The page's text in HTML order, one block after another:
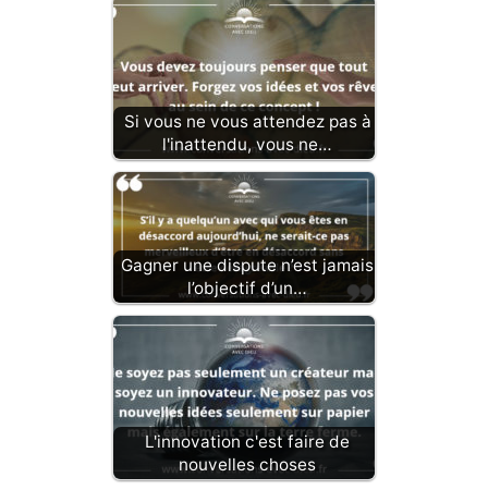
Si vous ne vous attendez pas à
l'inattendu, vous ne…
Gagner une dispute n’est jamais
l’objectif d’un…
L'innovation c'est faire de
nouvelles choses